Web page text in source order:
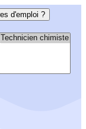
d'emploi ?